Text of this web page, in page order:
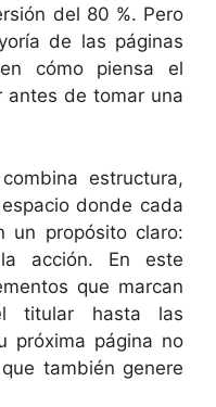
del 80 %. Pero
de las páginas
cómo piensa el
antes de tomar una
estructura,
donde cada
un propósito claro:
acción. En este
que marcan
titular hasta las
próxima página no
también genere